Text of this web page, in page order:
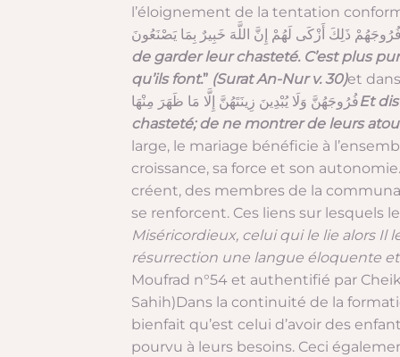
ذَلِكَ أَزْكَى لَهُمْ إِنَّ اللَّهَ خَبِيرٌ بِمَا يَصْنَعُونَ
de garder leur chasteté. C’est plus
qu’ils font.” (Surat An-Nur v. 30)et
فُرُوجَهُنَّ وَلَا يُبْدِينَ زِينَتَهُنَّ إِلَّا مَا ظَهَرَ مِنْهَاEt
chasteté; de ne montrer de leurs
large, le mariage bénéficie à
croissance, sa force et son
créent, des membres de la
Miséricordieux, celui qui le lie alors Il
résurrection une langue éloquente
Moufrad n°54 et authentifié par
Sahih)Dans la continuité de la
bienfait qu’est celui d’avoir des
pourvu à leurs besoins. Ceci